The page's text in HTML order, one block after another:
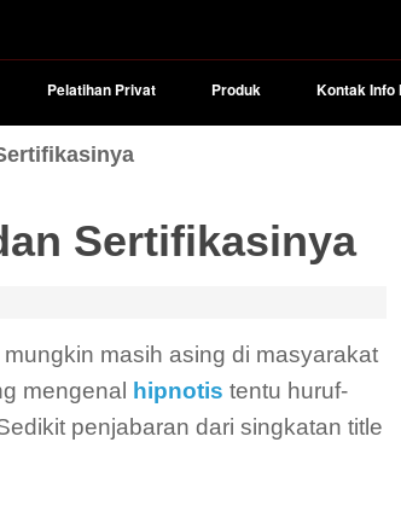
Pelatihan Privat Produk Kontak Info
Sertifikasinya
masih asing di masyarakat
mengenal
hipnotis tentu huruf-
penjabaran dari singkatan title